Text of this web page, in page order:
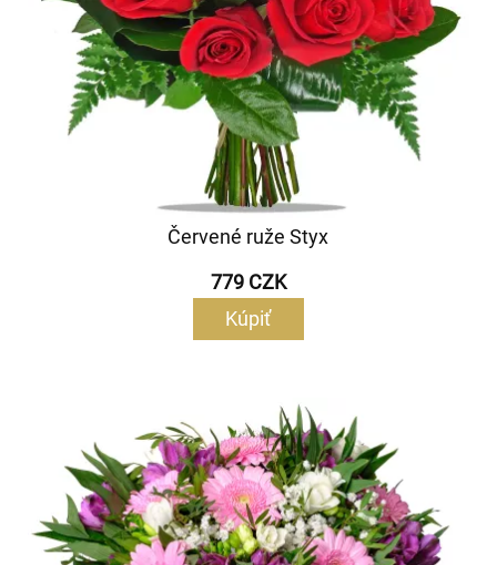
Červené ruže Styx
779 CZK
Kúpiť